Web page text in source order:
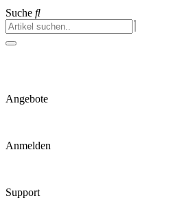
Suche
Angebote
Anmelden
Support